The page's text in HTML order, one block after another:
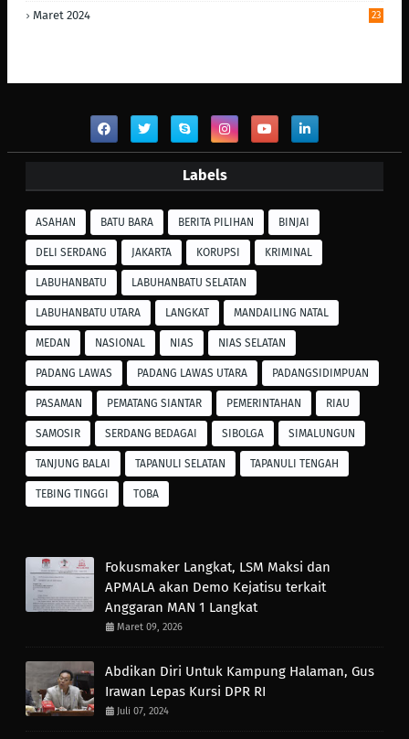
Maret 2024 23
Labels
ASAHAN BATU BARA BERITA PILIHAN BINJAI
DELI SERDANG JAKARTA KORUPSI KRIMINAL
LABUHANBATU LABUHANBATU SELATAN
LABUHANBATU UTARA LANGKAT MANDAILING NATAL
MEDAN NASIONAL NIAS NIAS SELATAN
PADANG LAWAS PADANG LAWAS UTARA PADANGSIDIMPUAN
PASAMAN PEMATANG SIANTAR PEMERINTAHAN RIAU
SAMOSIR SERDANG BEDAGAI SIBOLGA SIMALUNGUN
TANJUNG BALAI TAPANULI SELATAN TAPANULI TENGAH
TEBING TINGGI TOBA
Fokusmaker Langkat, LSM Maksi dan
APMALA akan Demo Kejatisu terkait
Anggaran MAN 1 Langkat
Maret 09, 2026
Abdikan Diri Untuk Kampung Halaman, Gus
Irawan Lepas Kursi DPR RI
Juli 07, 2024